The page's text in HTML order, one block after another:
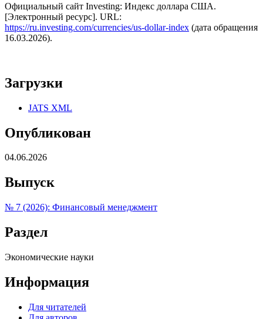
Официальный сайт Investing: Индекс доллара США.
[Электронный ресурс]. URL:
https://ru.investing.com/currencies/us-dollar-index (дата обращения
16.03.2026).
Загрузки
JATS XML
Опубликован
04.06.2026
Выпуск
№ 7 (2026): Финансовый менеджмент
Раздел
Экономические науки
Информация
Для читателей